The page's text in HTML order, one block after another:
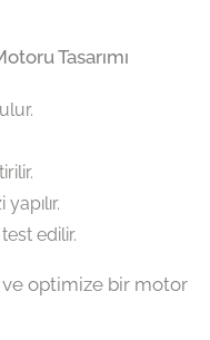
Tasarımı
edilir.
optimize bir motor